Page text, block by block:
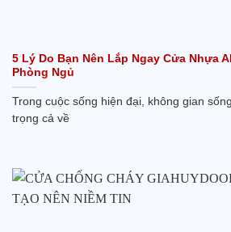
5 Lý Do Bạn Nên Lắp Ngay Cửa Nhựa
Phòng Ngủ
Trong cuộc sống hiện đại, không gian
trọng cả về